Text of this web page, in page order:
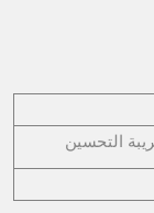
التحسين